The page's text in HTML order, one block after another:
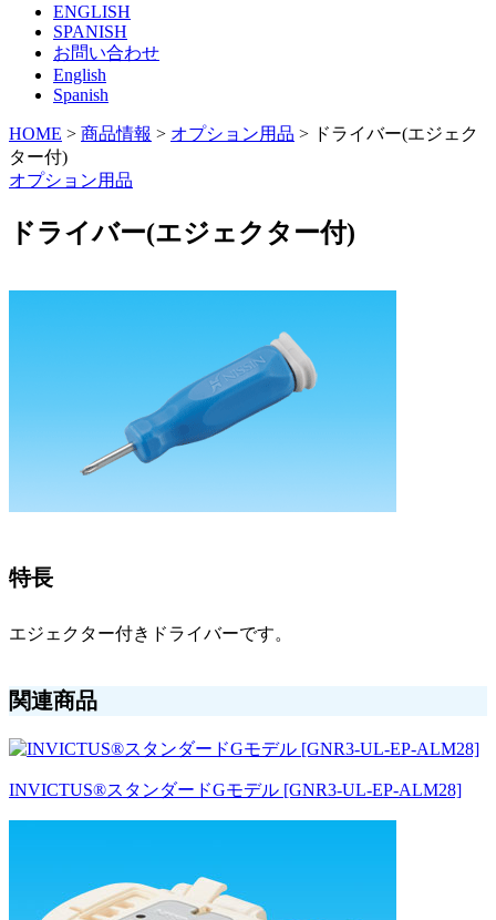
ENGLISH
SPANISH
お問い合わせ
English
Spanish
HOME > 商品情報 > オプション用品 > ドライバー(エジェク
ター付)
オプション用品
ドライバー(エジェクター付)
特長
エジェクター付きドライバーです。
関連商品
INVICTUS®スタンダードGモデル [GNR3-UL-EP-ALM28]